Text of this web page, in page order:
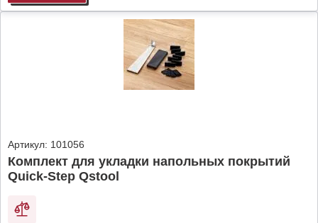
Артикул: 101056
Комплект для укладки напольных покрытий
Quick-Step Qstool